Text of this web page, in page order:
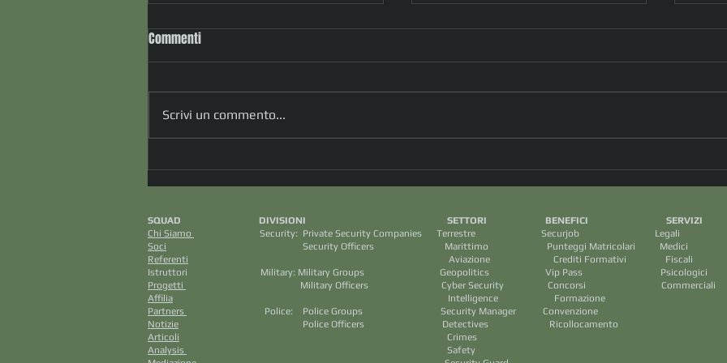
" Oltre la procedura: cosa
accade quando la realtà supera
Francesco Salmeri)
Tra i tanti “talloni d’Achille”
dell’IA l’inaspettata Cultura, sotto
sottointeso che ci illumina !
(dott.ssa Daniela Bellomi)
Commenti
Scrivi un commento...
SQUAD DIVISIONI SETTORI BENEFICI
Chi Siamo
Security: Private Security Companies Terrestre Securjob Legali
Soci Security Officers Marittimo Punteggi Matricolari Medici
Referenti Aviazione Crediti Formativi
Istruttori Military: Military Groups Geopolitics Vip Pass Psicologici
Progetti
Military Officers Cyber Security Concorsi Commerciali
Affilia Intelligence Formazione
Partners
Police: Police Groups Security Manager Convenzione
Notizie Police Officers Detectives Ricollocamento
Articoli Crimes
Analysis
Safety